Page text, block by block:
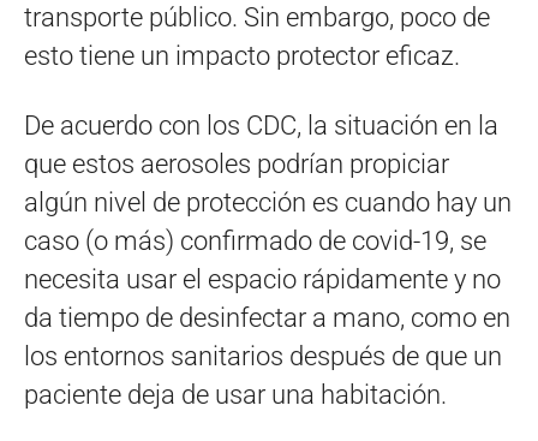
transporte público. Sin embargo, poco de
esto tiene un impacto protector eficaz.
De acuerdo con los CDC, la situación en la
que estos aerosoles podrían propiciar
algún nivel de protección es cuando hay un
caso (o más) confirmado de covid-19, se
necesita usar el espacio rápidamente y no
da tiempo de desinfectar a mano, como en
los entornos sanitarios después de que un
paciente deja de usar una habitación.